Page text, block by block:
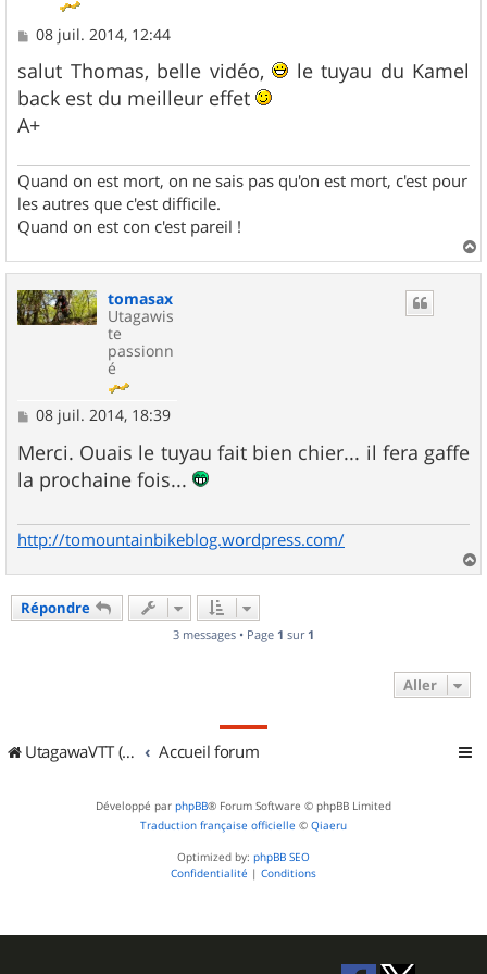
M
s
s
a
g
e
08 juil. 2014, 12:44
salut Thomas, belle vidéo,
le tuyau du Kamel
back est du meilleur effet
A+
Quand on est mort, on ne sais pas qu'on est mort, c'est pour
les autres que c'est difficile.
Quand on est con c'est pareil !
a
tomasax
Utagawis
te
passionn
é
M
s
s
a
08 juil. 2014, 18:39
Merci. Ouais le tuyau fait bien chier... il fera gaffe
la prochaine fois...
http://tomountainbikeblog.wordpress.com/
a
Répondre
3 messages • Page 1 sur 1
Aller
UtagawaVTT (Randos VTT et VTTAE avec traces GPS) Accueil forum
Développé par phpBB® Forum Software © phpBB Limited
Traduction française officielle © Qiaeru
Optimized by: phpBB SEO
Confidentialité | Conditions